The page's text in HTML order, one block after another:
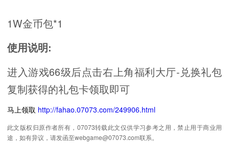
1W金币包*1
使用说明:
进入游戏66级后点击右上角福利大厅-兑换礼包
复制获得的礼包卡领取即可
马上领取 http://fahao.07073.com/249906.html
此文版权归原作者所有，07073转载此文仅供学习参考之用，禁止用于商业用
途，如有异议，请发函至webgame@07073.com联系。